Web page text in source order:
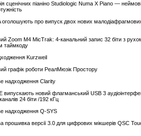
сценічних піаніно Studiologic Numa X Piano —
оголошують про випуск двох нових малодіафрагмових
Zoom M4 MicTrak: 4-канальний запис 32 біти з
таймкоду
Kurzweil
графік роботи РеалМюзік Простору
надходження Clarity
випускають новий флагманський USB 3
24 біти /192 кГц
надходження Q-SYS
прошивка версії 3.0 для цифрових мікшерів QSC